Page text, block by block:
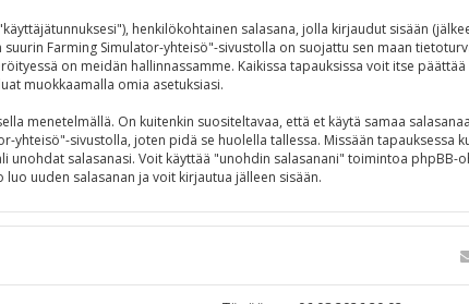
henkilökohtainen salasana, jolla kirjaudut sisään
Farming Simulator-yhteisö"-sivustolla on suojattu sen maan
on meidän hallinnassamme. Kaikissa tapauksissa voit itse
muokkaamalla omia asetuksiasi.
menetelmällä. On kuitenkin suositeltavaa, että et käytä samaa
yhteisö"-sivustolla, joten pidä se huolella tallessa. Missään tapauksessa
unohdat salasanasi. Voit käyttää "unohdin salasanani" toimintoa
uuden salasanan ja voit kirjautua jälleen sisään.